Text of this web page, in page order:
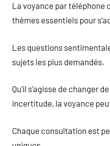
La voyance par téléphone
thèmes essentiels pour
Les questions
sujets les plus demandés.
Qu’il s’agisse de changer
incertitude, la voyance
Chaque consultation est